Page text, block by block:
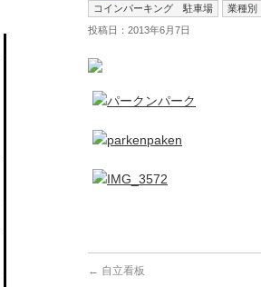
コインパーキング 駐車場 業種別
投稿日：2013年6月7日
← 自立看板